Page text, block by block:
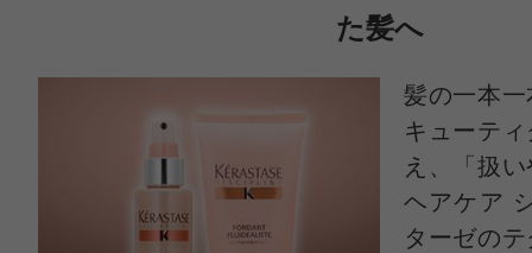
て使ってます！
硬めの髪質ですがサラサラになりま
香りが好きで、しっとりサラッとま
た髪へ
髪の一本
キューテ
え、「扱
ヘアケア
ターゼの